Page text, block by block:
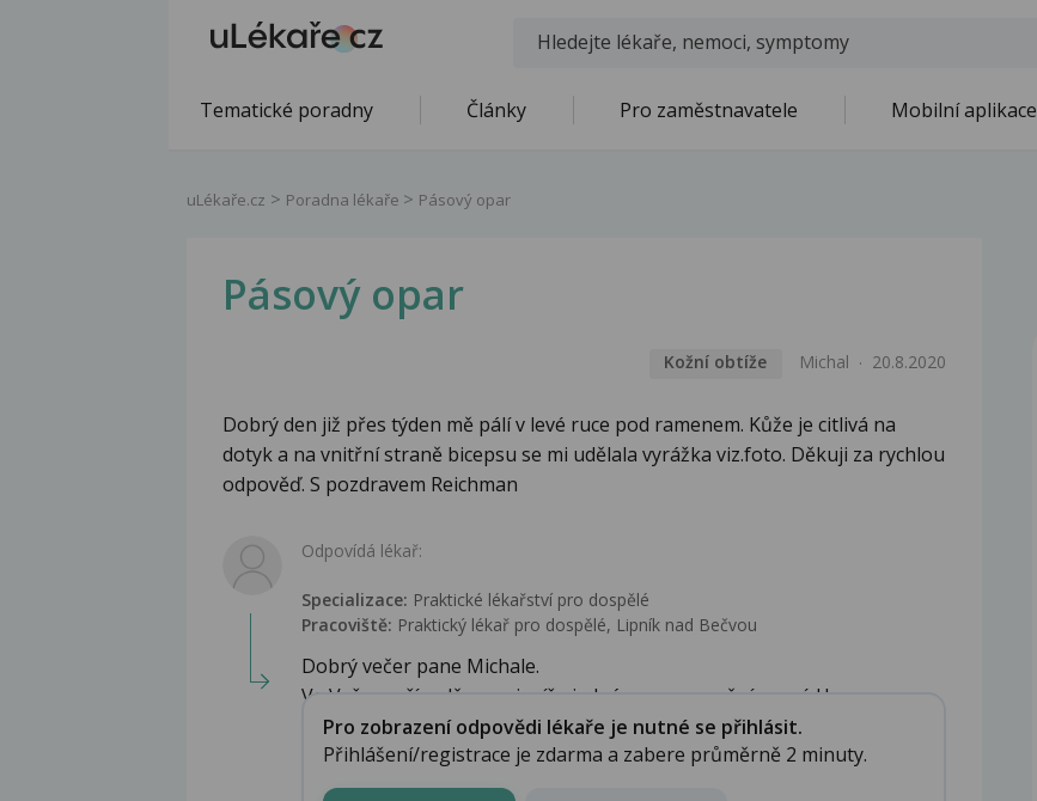
Tematické poradny Články Pro zaměstnavatele Mobilní aplikace
uLékaře.cz Poradna lékaře Pásový opar
Pásový opar
Kožní obtíže Michal 20.8.2020
Dobrý den již přes týden mě pálí v levé ruce pod ramenem. Kůže je citlivá na
dotyk a na vnitřní straně bicepsu se mi udělala vyrážka viz.foto. Děkuji za rychlou
odpověď. S pozdravem Reichman
Odpovídá lékař:
Specializace: Praktické lékařství pro dospělé
Pracoviště: Praktický lékař pro dospělé, Lipník nad Bečvou
Dobrý večer pane Michale.
Ve Vašem případě se nejspíše jedná o onemocnění zvané Herpes...
Pro zobrazení odpovědi lékaře je nutné se přihlásit.
Přihlášení/registrace je zdarma a zabere průměrně 2 minuty.